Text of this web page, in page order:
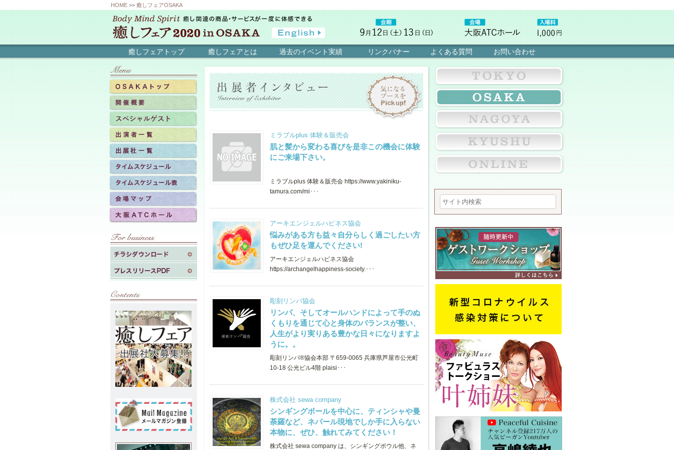
HOME>> 癒しフェアOSAKA
癒しフェアトップ 癒しフェアとは 過去のイベント実績 リンクバナー よくある質問 お問い合わせ
ミラブルplus 体験＆販売会
肌と髪から変わる喜びを是非この機会に体験
にご来場下さい。
ミラブルplus 体験＆販売会 https://www.yakiniku-
tamura.com/mi･･･
アーキエンジェルハピネス協会
悩みがある方も益々自分らしく過ごしたい方
もぜひ足を運んでください!
アーキエンジェルハピネス協会
https://archangelhappiness-society.･･･
彫刻リンパ協会
リンパ、そしてオールハンドによって手のぬ
くもりを通じて心と身体のバランスが整い、
人生がより実りある豊かな日々になりますよ
うに。。
彫刻リンパ®︎協会本部 〒659-0065 兵庫県芦屋市公光町
10-18 公光ビル4階 plaisi･･･
株式会社 sewa company
シンギングボールを中心に、ティンシャや曼
荼羅など、ネパール現地でしか手に入らない
本物に、ぜひ、触れてみてください！
株式会社 sewa company は、シンギングボウル他、ネ